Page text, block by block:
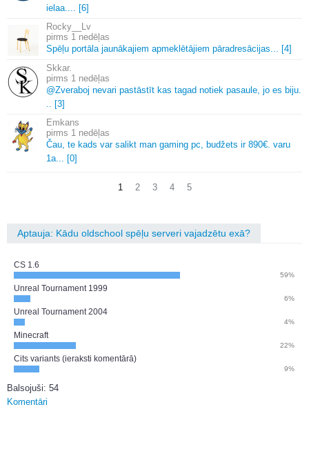
ielaa.
[6]
Rocky__Lv
1 nedēļas
Spēļu portāla jaunākajiem apmeklētājiem pāradresācijas.
[4]
Skkar.
1 nedēļas
@Zveraboj nevari pastāstīt kas tagad notiek pasaule, jo es biju.
[3]
Emkans
1 nedēļas
Čau, te kads var salikt man gaming pc, budžets ir 890€. varu
1a.
[0]
1 2 3 4 5
Aptauja: Kādu oldschool spēļu serveri vajadzētu exā?
CS 1.6
59%
Unreal Tournament 1999
6%
Unreal Tournament 2004
4%
Minecraft
22%
Cits variants (ieraksti komentārā)
9%
Balsojuši: 54
Komentāri